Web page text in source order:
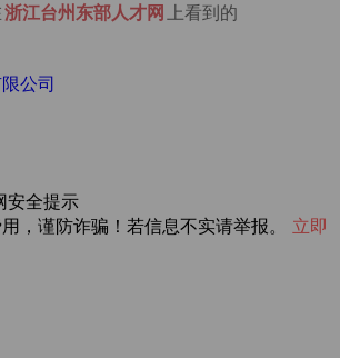
浙江台州东部人才网 上看到的
公司
安全提示
，谨防诈骗！若信息不实请举报。 立即